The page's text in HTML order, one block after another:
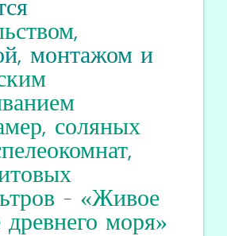
,
монтажом и
, соляных
,
- «Живое
моря»